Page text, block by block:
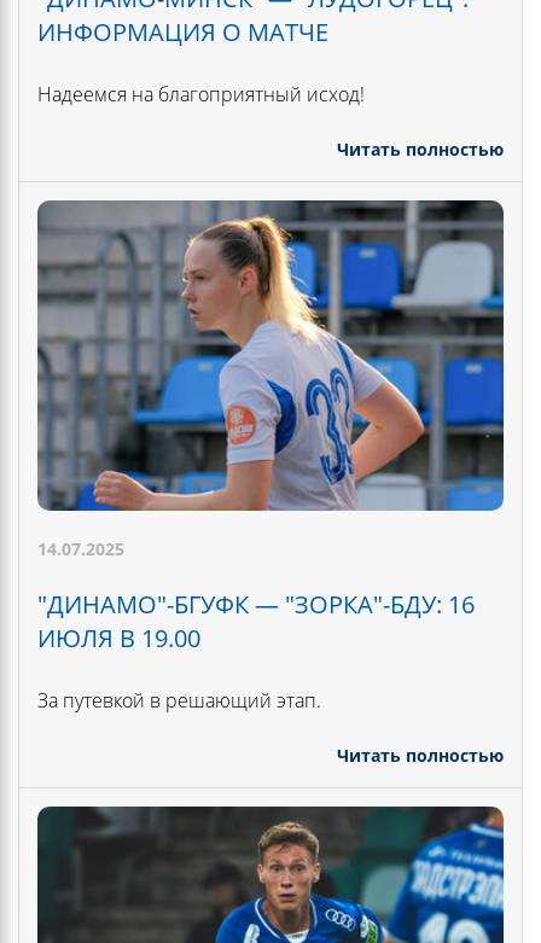
ИНФОРМАЦИЯ О МАТЧЕ
Надеемся на благоприятный исход!
Читать полностью
14.07.2025
"ДИНАМО"-БГУФК — "ЗОРКА"-БДУ: 16
ИЮЛЯ В 19.00
За путевкой в решающий этап.
Читать полностью